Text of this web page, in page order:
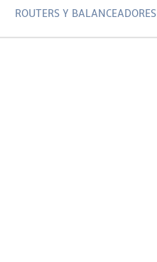
ROUTERS Y BALANCEADORES